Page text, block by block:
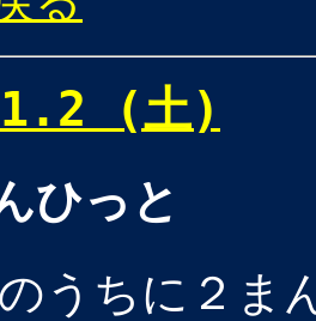
(土)
ひっと
うちに２ま